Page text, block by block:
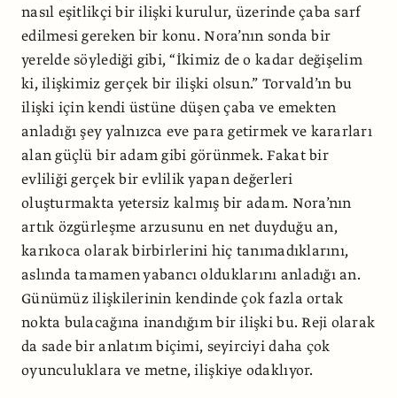
nasıl eşitlikçi bir ilişki kurulur, üzerinde çaba sarf
edilmesi gereken bir konu. Nora’nın sonda bir
yerelde söylediği gibi, “İkimiz de o kadar değişelim
ki, ilişkimiz gerçek bir ilişki olsun.” Torvald’ın bu
ilişki için kendi üstüne düşen çaba ve emekten
anladığı şey yalnızca eve para getirmek ve kararları
alan güçlü bir adam gibi görünmek. Fakat bir
evliliği gerçek bir evlilik yapan değerleri
oluşturmakta yetersiz kalmış bir adam. Nora’nın
artık özgürleşme arzusunu en net duyduğu an,
karıkoca olarak birbirlerini hiç tanımadıklarını,
aslında tamamen yabancı olduklarını anladığı an.
Günümüz ilişkilerinin kendinde çok fazla ortak
nokta bulacağına inandığım bir ilişki bu. Reji olarak
da sade bir anlatım biçimi, seyirciyi daha çok
oyunculuklara ve metne, ilişkiye odaklıyor.